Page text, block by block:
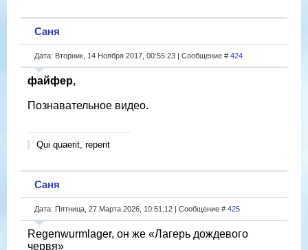
Саня
Дата: Вторник, 14 Ноября 2017, 00:55:23 | Сообщение # 424
файфер,
Познавательное видео.
Qui quaerit, reperit
Саня
Дата: Пятница, 27 Марта 2026, 10:51:12 | Сообщение # 425
Regenwurmlager, он же «Лагерь дождевого
червя»